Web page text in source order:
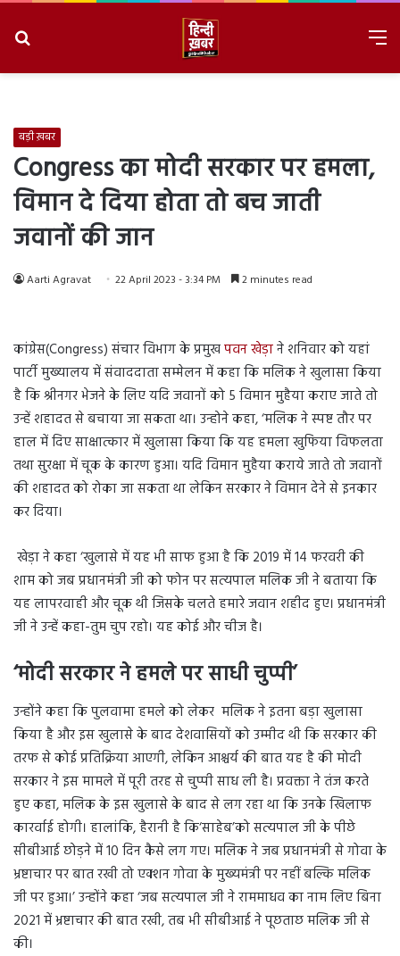
बड़ी ख़बर
Congress का मोदी सरकार पर हमला,
विमान दे दिया होता तो बच जाती
जवानों की जान
Aarti Agravat 22 April 2023 - 3:34 PM 2 minutes read
कांग्रेस(Congress) संचार विभाग के प्रमुखपवन खेड़ाने शनिवार को यहां
पार्टी मुख्यालय में संवाददाता सम्मेलन में कहा कि मलिक ने खुलासा किया
है कि श्रीनगर भेजने के लिए यदि जवानों को 5 विमान मुहैया कराए जाते तो
उन्हें शहादत से बचाया जा सकता था। उन्होने कहा, ‘मलिक ने स्पष्ट तौर पर
हाल में दिए साक्षात्कार में खुलासा किया कि यह हमला खुफिया विफलता
तथा सुरक्षा में चूक के कारण हुआ। यदि विमान मुहैया कराये जाते तो जवानों
की शहादत को रोका जा सकता था लेकिन सरकार ने विमान देने से इनकार
कर दिया।
खेड़ा ने कहा ‘खुलासे में यह भी साफ हुआ है कि 2019 में 14 फरवरी की
शाम को जब प्रधानमंत्री जी को फोन पर सत्यपाल मलिक जी ने बताया कि
यह लापरवाही और चूक थी जिसके चलते हमारे जवान शहीद हुए। प्रधानमंत्री
जी ने उन्हें कहा-तुम चुप रहो। यह कोई और चीज है।
‘मोदी सरकार ने हमले पर साधी चुप्पी’
उन्होंने कहा कि पुलवामा हमले को लेकर मलिक ने इतना बड़ा खुलासा
किया है और इस खुलासे के बाद देशवासियों को उम्मीद थी कि सरकार की
तरफ से कोई प्रतिक्रिया आएगी, लेकिन आश्चर्य की बात यह है की मोदी
सरकार ने इस मामले में पूरी तरह से चुप्पी साध ली है। प्रवक्ता ने तंज करते
हुए कहा, मलिक के इस खुलासे के बाद से लग रहा था कि उनके खिलाफ
कारर्वाई होगी। हालांकि, हैरानी है कि‘साहेब’को सत्यपाल जी के पीछे
सीबीआई छोड़ने में 10 दिन कैसे लग गए। मलिक ने जब प्रधानमंत्री से गोवा के
भ्रष्टाचार पर बात रखी तो एक्शन गोवा के मुख्यमंत्री पर नहीं बल्कि मलिक
जी पर हुआ।’ उन्होंने कहा ‘जब सत्यपाल जी ने राममाधव का नाम लिए बिना
2021 में भ्रष्टाचार की बात रखी, तब भी सीबीआई ने पूछताछ मलिक जी से
की।